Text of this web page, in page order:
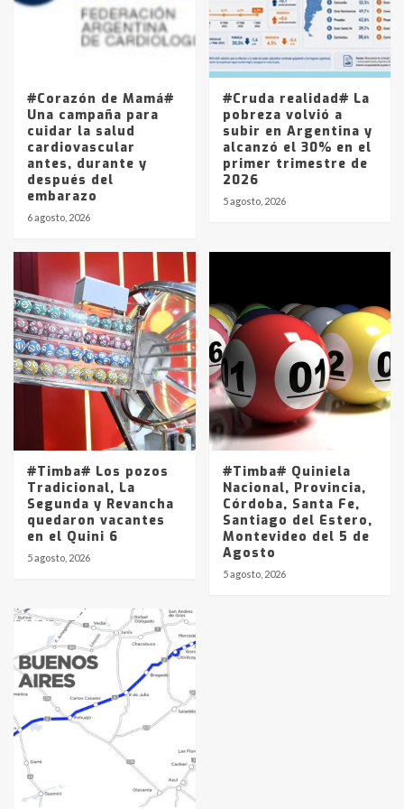
Los precios de los combustibles en
La Pampa, desde YPF hasta Axion
entre 857 a 1338 pesos
#Corazón de Mamá#
Una campaña para
cuidar la salud
cardiovascular
antes, durante y
después del
embarazo
6 agosto, 2026
#Cruda realidad# La
pobreza volvió a
subir en Argentina y
alcanzó el 30% en el
primer trimestre de
2026
5 agosto, 2026
#Timba# Los pozos
Tradicional, La
Segunda y Revancha
quedaron vacantes
en el Quini 6
5 agosto, 2026
#Timba# Quiniela
Nacional, Provincia,
Córdoba, Santa Fe,
Santiago del Estero,
Montevideo del 5 de
Agosto
5 agosto, 2026